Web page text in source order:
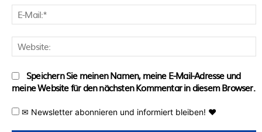
Speichern Sie meinen Namen, meine E-Mail-Adresse und
meine Website für den nächsten Kommentar in diesem Browser.
✉ Newsletter abonnieren und informiert bleiben! ♥